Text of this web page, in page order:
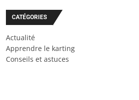
CATÉGORIES
Actualité
Apprendre le karting
Conseils et astuces